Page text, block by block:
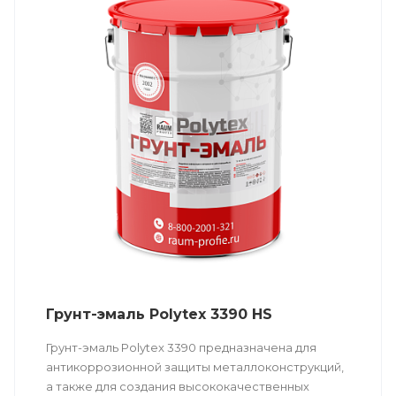
Грунт-эмаль Polytex 3390 HS
Грунт-эмаль Polytex 3390 предназначена для
антикоррозионной защиты металлоконструкций,
а также для создания высококачественных